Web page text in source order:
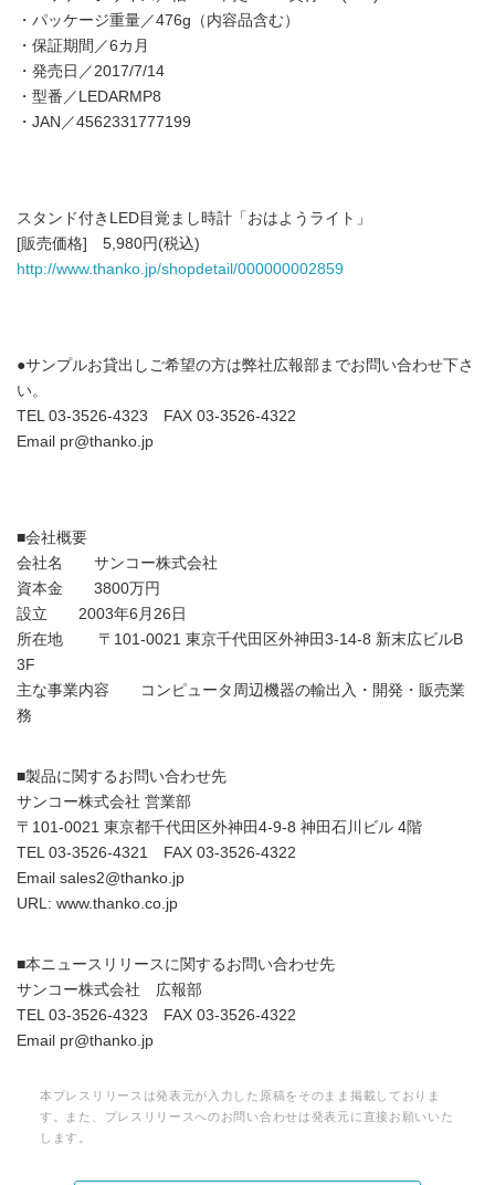
・パッケージ重量／476g（内容品含む）
・保証期間／6カ月
・発売日／2017/7/14
・型番／LEDARMP8
・JAN／4562331777199
スタンド付きLED目覚まし時計「おはようライト」
[販売価格] 5,980円(税込)
http://www.thanko.jp/shopdetail/000000002859
●サンプルお貸出しご希望の方は弊社広報部までお問い合わせ下さ
い。
TEL 03-3526-4323 FAX 03-3526-4322
Email pr@thanko.jp
■会社概要
会社名 サンコー株式会社
資本金 3800万円
設立 2003年6月26日
所在地 〒101-0021 東京千代田区外神田3-14-8 新末広ビルB
3F
主な事業内容 コンピュータ周辺機器の輸出入・開発・販売業
務
■製品に関するお問い合わせ先
サンコー株式会社 営業部
〒101-0021 東京都千代田区外神田4-9-8 神田石川ビル 4階
TEL 03-3526-4321 FAX 03-3526-4322
Email sales2@thanko.jp
URL: www.thanko.co.jp
■本ニュースリリースに関するお問い合わせ先
サンコー株式会社 広報部
TEL 03-3526-4323 FAX 03-3526-4322
Email pr@thanko.jp
本プレスリリースは発表元が入力した原稿をそのまま掲載しておりま
す。また、プレスリリースへのお問い合わせは発表元に直接お願いいた
します。